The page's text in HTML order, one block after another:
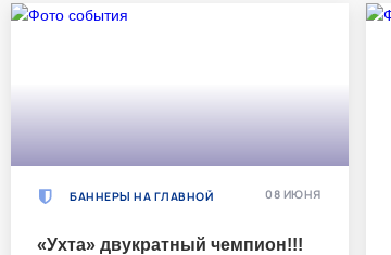
БАННЕРЫ НА ГЛАВНОЙ
«Ухта» двукратный чемпион!!!
08 ИЮНЯ